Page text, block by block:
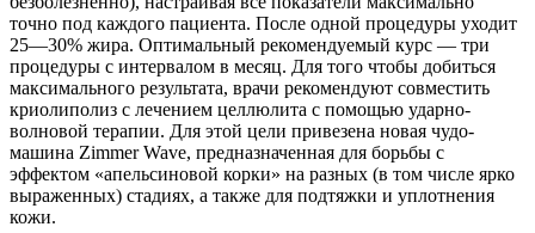
точно под каждого пациента. После одной процедуры уходит
25—30% жира. Оптимальный рекомендуемый курс — три
процедуры с интервалом в месяц. Для того чтобы добиться
максимального результата, врачи рекомендуют совместить
криолиполиз с лечением целлюлита с помощью ударно-
волновой терапии. Для этой цели привезена новая чудо-
машина Zimmer Wave, предназначенная для борьбы с
эффектом «апельсиновой корки» на разных (в том числе ярко
выраженных) стадиях, а также для подтяжки и уплотнения
кожи.